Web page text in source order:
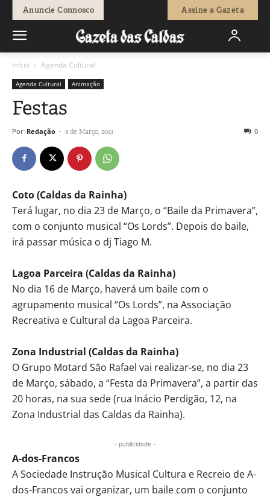
Anuncie Connosco Assine a Gazeta
Início Agenda Cultural
Agenda Cultural Animação
Festas
Por Redação - 8 de Março, 2013 0
Coto (Caldas da Rainha)
Terá lugar, no dia 23 de Março, o “Baile da Primavera”,
com o conjunto musical “Os Lords”. Depois do baile,
irá passar música o dj Tiago M.
Lagoa Parceira (Caldas da Rainha)
No dia 16 de Março, haverá um baile com o
agrupamento musical “Os Lords”, na Associação
Recreativa e Cultural da Lagoa Parceira.
Zona Industrial (Caldas da Rainha)
O Grupo Motard São Rafael vai realizar-se, no dia 23
de Março, sábado, a “Festa da Primavera”, a partir das
20 horas, na sua sede (rua Inácio Perdigão, 12, na
Zona Industrial das Caldas da Rainha).
- publicidade -
A-dos-Francos
A Sociedade Instrução Musical Cultura e Recreio de A-
dos-Francos vai organizar, um baile com o conjunto